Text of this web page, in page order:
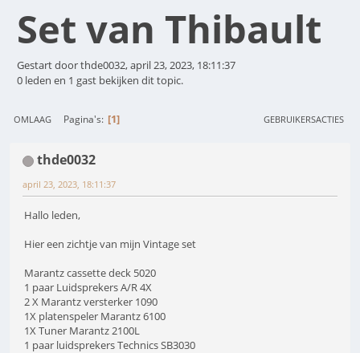
Set van Thibault
Gestart door thde0032, april 23, 2023, 18:11:37
0 leden en 1 gast bekijken dit topic.
OMLAAG Pagina's 1 GEBRUIKERSACTIES
thde0032
april 23, 2023, 18:11:37
Hallo leden,
Hier een zichtje van mijn Vintage set
Marantz cassette deck 5020
1 paar Luidsprekers A/R 4X
2 X Marantz versterker 1090
1X platenspeler Marantz 6100
1X Tuner Marantz 2100L
1 paar luidsprekers Technics SB3030